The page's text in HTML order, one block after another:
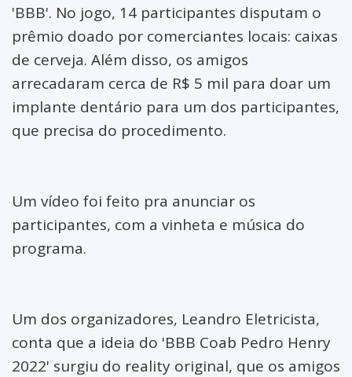
Pontes e Lacerda
Porto Esperidião
Quatro Marcos
Reserva do Cabaçal
Salto do Céu
'BBB'. No jogo, 14 participantes disputam o
prêmio doado por comerciantes locais: caixas
de cerveja. Além disso, os amigos
arrecadaram cerca de R$ 5 mil para doar um
implante dentário para um dos participantes,
que precisa do procedimento.
Um vídeo foi feito pra anunciar os
participantes, com a vinheta e música do
programa.
Um dos organizadores, Leandro Eletricista,
conta que a ideia do 'BBB Coab Pedro Henry
2022' surgiu do reality original, que os amigos